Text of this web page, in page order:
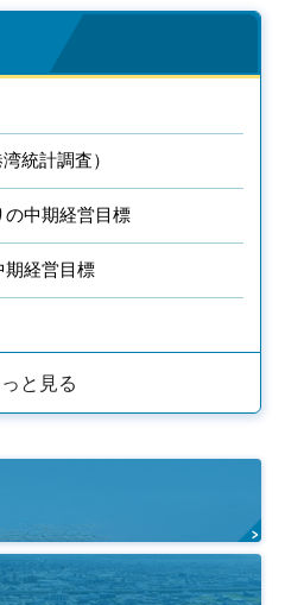
統計調査）
中期経営目標
期経営目標
っと見る